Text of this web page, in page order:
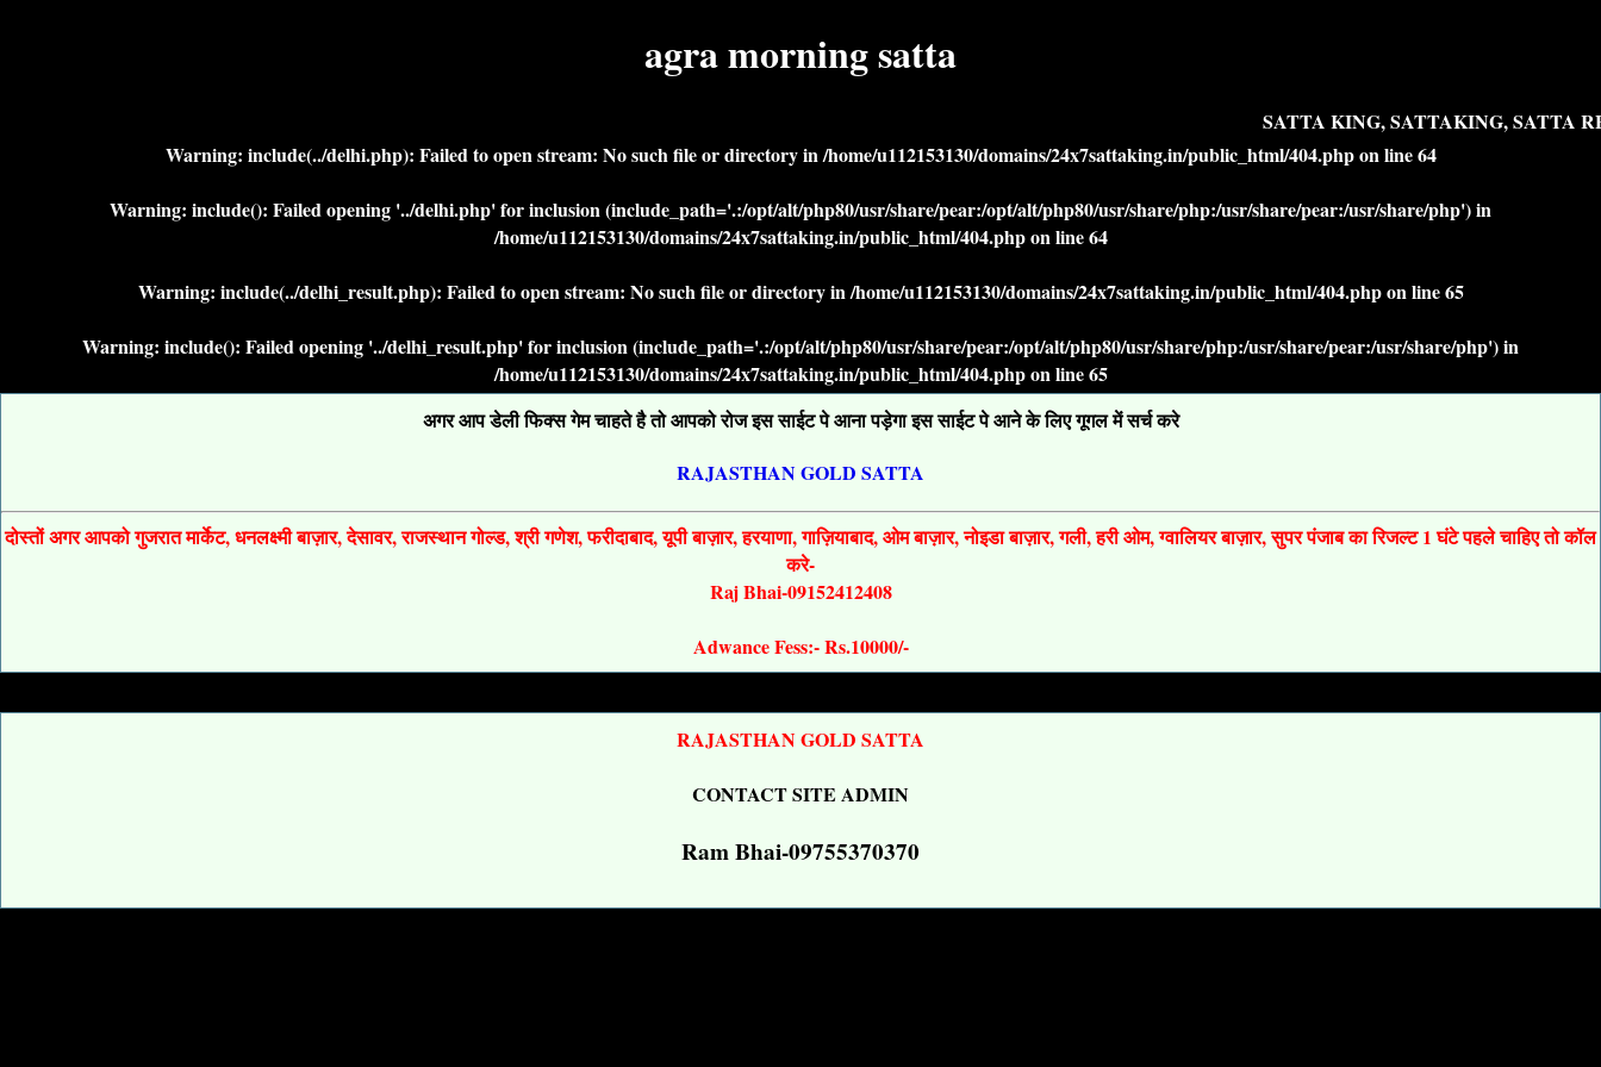
agra morning satta
SATTA KING, SATTAKING, SATTA
Warning: include(../delhi.php): Failed to open stream: No such file or directory in/home/u112153130/domains/24x7sattaking.in/public_html/404.phpon line64
Warning: include(): Failed opening '../delhi.php' for inclusion (include_path='.:/opt/alt/php80/usr/share/pear:/opt/alt/php80/usr/share/php:/usr/share/pear:/usr/share/php') in
/home/u112153130/domains/24x7sattaking.in/public_html/404.phpon line64
Warning: include(../delhi_result.php): Failed to open stream: No such file or directory in/home/u112153130/domains/24x7sattaking.in/public_html/404.phpon line65
Warning: include(): Failed opening '../delhi_result.php' for inclusion (include_path='.:/opt/alt/php80/usr/share/pear:/opt/alt/php80/usr/share/php:/usr/share/pear:/usr/share/php') in
/home/u112153130/domains/24x7sattaking.in/public_html/404.phpon line65
अगर आप डेली फिक्स गेम चाहते है तो आपको रोज इस साईट पे आना पड़ेगा इस साईट पे आने के लिए गूगल में सर्च करे
RAJASTHAN GOLD SATTA
दोस्तों अगर आपको गुजरात मार्केट, धनलक्ष्मी बाज़ार, देसावर, राजस्थान गोल्ड, श्री गणेश, फरीदाबाद, यूपी बाज़ार, हरयाणा, गाज़ियाबाद, ओम बाज़ार, नोइडा बाज़ार, गली, हरी ओम, ग्वालियर बाज़ार, सुपर पंजाब का रिजल्ट 1 घंटे पहले चाहिए तो कॉल
करे-
Raj Bhai-09152412408
Adwance Fess:- Rs.10000/-
RAJASTHAN GOLD SATTA
CONTACT SITE ADMIN
Ram Bhai-09755370370